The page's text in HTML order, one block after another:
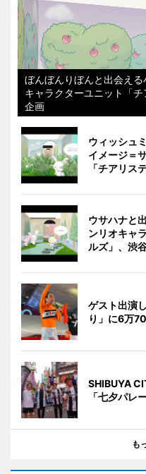
ぼんぼんりぼんと出会え
キャラクターユニット「
企画
ウィッシュ
イメージ＝
「チアリス
ウサハナと
ンリオキャ
ルズ」、渋
ゲスト出演
り」に6万
SHIBUYA
「七夕パレ
も